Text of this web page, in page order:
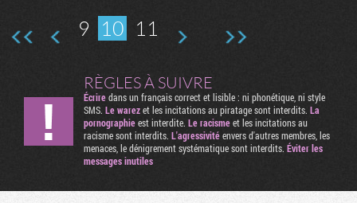
9 10 11
RÈGLES À SUIVRE
Écriredans un français correct et lisible : ni phonétique, ni style
SMS. Le warezet les incitations au piratage sont interdits. La
pornographieest interdite. Le racismeet les incitations au
racisme sont interdits. L'agressivitéenvers d'autres membres, les
menaces, le dénigrement systématique sont interdits. Éviter les
messages inutiles